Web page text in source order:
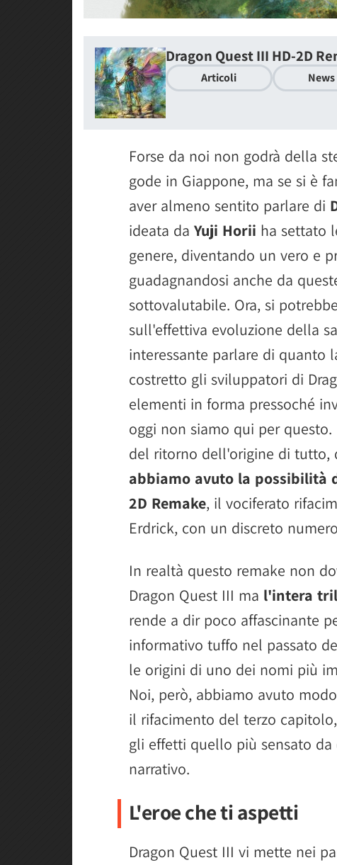
Dragon Quest III HD-2D
Articoli News
Forse da noi non godrà della
gode in Giappone, ma se si è
aver almeno sentito parlare di
ideata da Yuji Horii ha settato
genere, diventando un vero e
guadagnandosi anche da
sottovalutabile. Ora, si
sull'effettiva evoluzione della
interessante parlare di quanto
costretto gli sviluppatori di
elementi in forma pressoché
oggi non siamo qui per
del ritorno dell'origine di tutto,
abbiamo avuto la possibilità
2D Remake, il vociferato
Erdrick, con un discreto
In realtà questo remake non
Dragon Quest III ma l'intera
rende a dir poco affascinante
informativo tuffo nel passato
le origini di uno dei nomi più
Noi, però, abbiamo avuto
il rifacimento del terzo
gli effetti quello più sensato
narrativo.
L'eroe che ti aspetti
Dragon Quest III vi mette nei